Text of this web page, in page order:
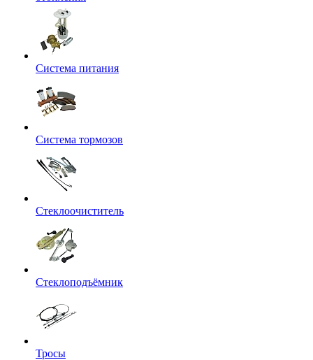
Система питания
Система тормозов
Стеклоочиститель
Стеклоподъёмник
Тросы